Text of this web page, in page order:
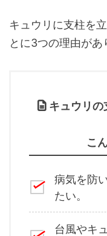
キュウリに支柱を
とに3つの理由があ
キュウリの
こ
病気を防
たい。
台風やキ